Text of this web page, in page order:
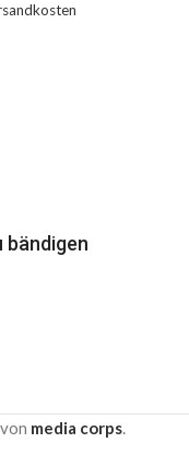
bändigen
media corps.